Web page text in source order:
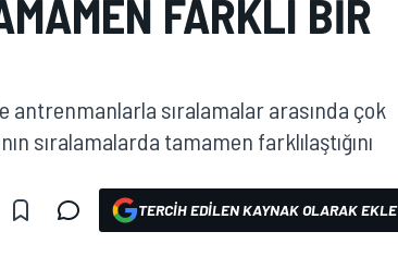
FARKLI BIR
antrenmanlarla sıralamalar arasında çok
sıralamalarda tamamen farklılaştığını
TERCIH EDILEN KAYNAK OLARAK EKLE